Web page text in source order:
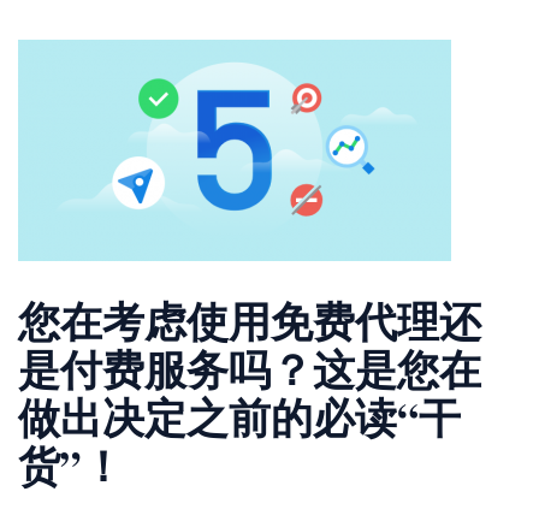
您在考虑使用免费代理还
是付费服务吗？这是您在
做出决定之前的必读“干
货”！